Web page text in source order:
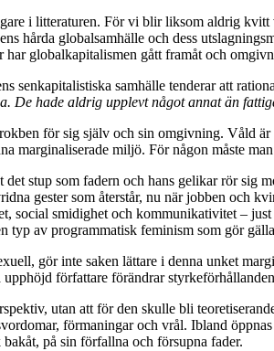
i litteraturen. För vi blir liksom aldrig
hårda globalsamhälle och dess
har globalkapitalismen gått framåt och
senkapitalistiska samhälle tenderar att
De hade aldrig upplevt något annat än
för sig själv och sin omgivning. Våld
marginaliserade miljö. För någon måste
det stup som fadern och hans gelikar rör sig
gester som återstår, nu när jobben och
social smidighet och kommunikativitet –
typ av programmatisk feminism som gör
gör inte saken lättare i denna unket
författare förändrar
utan att för den skulle bli
förmaningar och vrål. Ibland
på sin förfallna och försupna fader.